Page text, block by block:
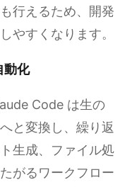
行えるため、開発
やすくなります。
動化
Code は生の
と変換し、繰り返
生成、ファイル処
がるワークフロー